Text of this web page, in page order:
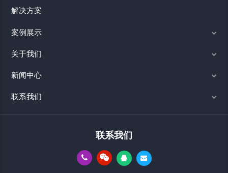
解决方案
案例展示
关于我们
新闻中心
联系我们
联系我们